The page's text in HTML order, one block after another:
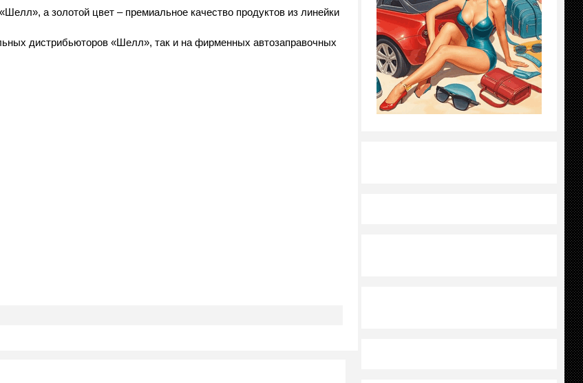
а золотой цвет – премиальное качество продуктов из линейки
дистрибьюторов «Шелл», так и на фирменных автозаправочных